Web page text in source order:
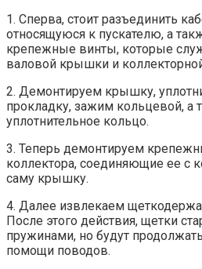
1. Сперва, стоит разъединить
относящуюся к пускателю, а
крепежные винты, которые
валовой крышки и
2. Демонтируем крышку,
прокладку, зажим кольцевой, а
уплотнительное кольцо.
3. Теперь демонтируем
коллектора, соединяющие ее с
саму крышку.
4. Далее извлекаем
После этого действия, щетки
пружинами, но будут
помощи поводов.